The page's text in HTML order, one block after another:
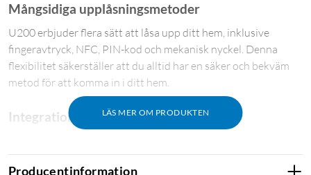
LÄS MER OM PRODUKTEN
Mångsidiga upplåsningsmetoder
U200 erbjuder flera sätt att låsa upp ditt hem, inklusive
fingeravtryck, NFC, PIN-kod och mekanisk nyckel. Denna
flexibilitet säkerställer att du alltid har en säker och bekväm
metod för att komma in i ditt hem.
Integration med smarta hemsystem
Amazon Alexa via Matter-protokoll. Detta gör att du kan styra
Producentinformation